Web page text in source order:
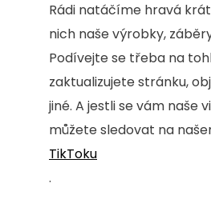
Rádi natáčíme hravá
nich naše výrobky,
Podívejte se třeba na
zaktualizujete stránku,
jiné. A jestli se vám naše
můžete sledovat na
TikToku
.